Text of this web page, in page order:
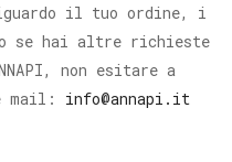
il tuo ordine, i
se hai altre richieste
non esitare a
mail: info@annapi.it